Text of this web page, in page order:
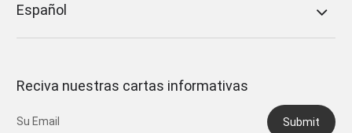
Español
Reciva nuestras cartas informativas
Submit